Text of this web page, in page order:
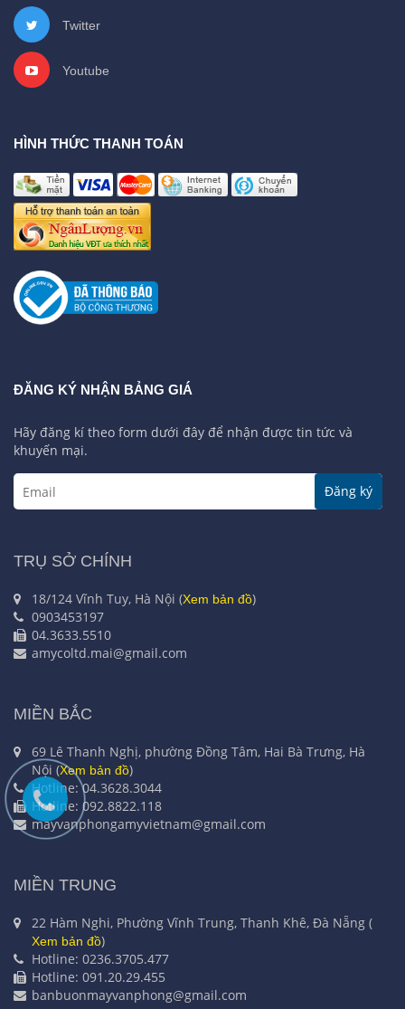
Twitter
Youtube
HÌNH THỨC THANH TOÁN
ĐĂNG KÝ NHẬN BẢNG GIÁ
Hãy đăng kí theo form dưới đây để nhận được tin tức và
khuyến mại.
Đăng ký
TRỤ SỞ CHÍNH
18/124 Vĩnh Tuy, Hà Nội (Xem bản đồ)
0903453197
04.3633.5510
amycoltd.mai@gmail.com
MIỀN BẮC
69 Lê Thanh Nghị, phường Đồng Tâm, Hai Bà Trưng, Hà
Nội (Xem bản đồ)
Hotline: 04.3628.3044
Hotline: 092.8822.118
mayvanphongamyvietnam@gmail.com
MIỀN TRUNG
22 Hàm Nghi, Phường Vĩnh Trung, Thanh Khê, Đà Nẵng (
Xem bản đồ)
Hotline: 0236.3705.477
Hotline: 091.20.29.455
banbuonmayvanphong@gmail.com